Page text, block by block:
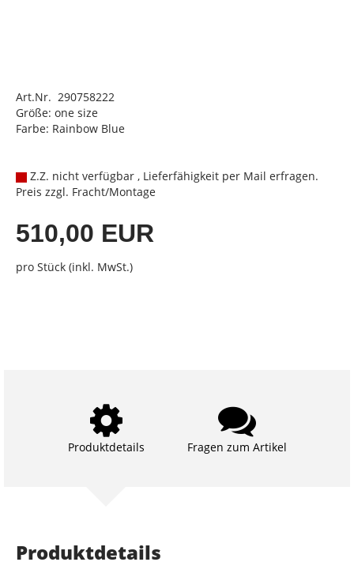
Art.Nr. 290758222
Größe: one size
Farbe: Rainbow Blue
Z.Z. nicht verfügbar , Lieferfähigkeit per Mail erfragen.
Preis zzgl. Fracht/Montage
510,00 EUR
pro Stück (inkl. MwSt.)
Produktdetails Fragen zum Artikel
Produktdetails